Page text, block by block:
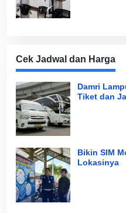
Cek Jadwal dan Harga
Damri
Tiket dan
Bikin SIM
Lokasinya